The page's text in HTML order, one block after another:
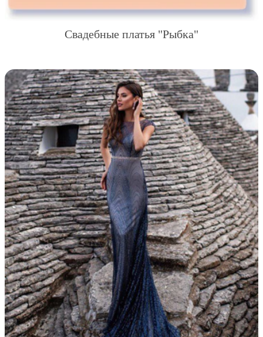
Свадебные платья "Рыбка"